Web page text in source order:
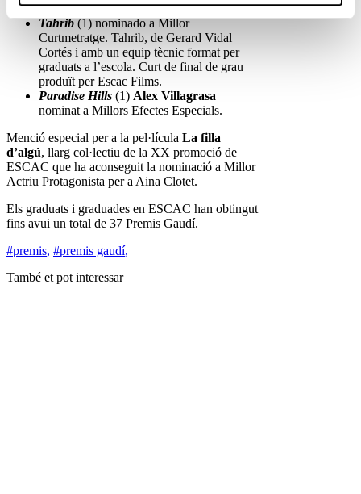
Jordananominada a Millor Fotografia.
Tahrib (1) nominado a Millor
Curtmetratge. Tahrib, de Gerard Vidal
Cortés i amb un equip tècnic format per
graduats a l’escola. Curt de final de grau
produït per Escac Films.
Paradise Hills (1) Alex Villagrasa
nominat a Millors Efectes Especials.
Menció especial per a la pel·lícula La filla
d’algú, llarg col·lectiu de la XX promoció de
ESCAC que ha aconseguit la nominació a Millor
Actriu Protagonista per a Aina Clotet.
Els graduats i graduades en ESCAC han obtingut
fins avui un total de 37 Premis Gaudí.
#premis, #premis gaudí,
També et pot interessar